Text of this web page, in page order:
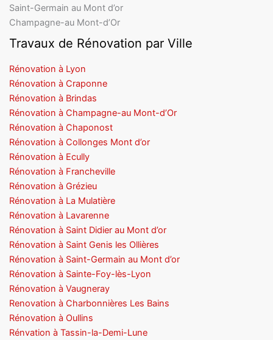
Saint-Germain au Mont d’or
Champagne-au Mont-d’Or
Travaux de Rénovation par Ville
Rénovation à Lyon
Rénovation à Craponne
Rénovation à Brindas
Rénovation à Champagne-au Mont-d’Or
Rénovation à Chaponost
Rénovation à Collonges Mont d’or
Rénovation à Ecully
Rénovation à Francheville
Rénovation à Grézieu
Rénovation à La Mulatière
Rénovation à Lavarenne
Rénovation à Saint Didier au Mont d’or
Rénovation à Saint Genis les Ollières
Rénovation à Saint-Germain au Mont d’or
Rénovation à Sainte-Foy-lès-Lyon
Rénovation à Vaugneray
Renovation à Charbonnières Les Bains
Rénovation à Oullins
Rénvation à Tassin-la-Demi-Lune